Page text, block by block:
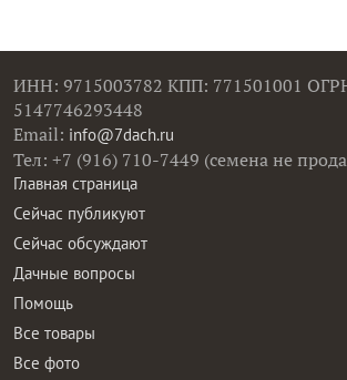
ИНН: 9715003782 КПП: 771501001
5147746293448
Email: info@7dach.ru
Тел: +7 (916) 710-7449 (семена не
Главная страница
Сейчас публикуют
Сейчас обсуждают
Дачные вопросы
Помощь
Все товары
Все фото